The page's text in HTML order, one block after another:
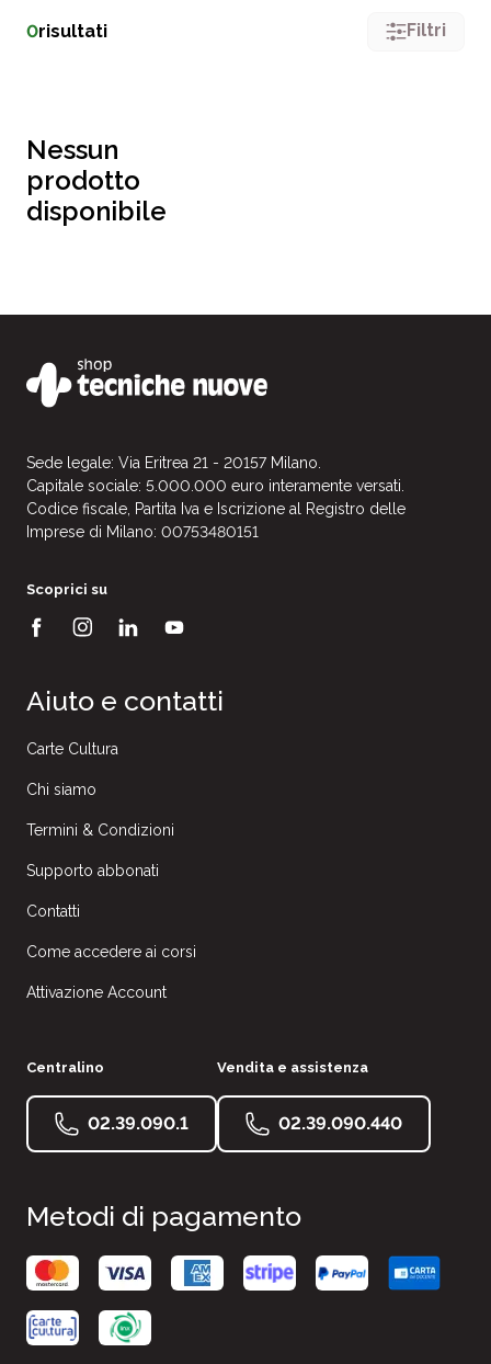
0risultati Filtri
Nessun
prodotto
disponibile
Sede legale: Via Eritrea 21 - 20157 Milano.
Capitale sociale: 5.000.000 euro interamente versati.
Codice fiscale, Partita Iva e Iscrizione al Registro delle
Imprese di Milano: 00753480151
Scoprici su
Aiuto e contatti
Carte Cultura
Chi siamo
Termini & Condizioni
Supporto abbonati
Contatti
Come accedere ai corsi
Attivazione Account
Centralino
02.39.090.1
Vendita e assistenza
02.39.090.440
Metodi di pagamento